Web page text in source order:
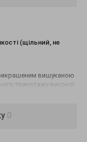
(щільний, не
вишуканою
трикотажу високої
фігуру, додаючи
блискучими
Штани класичного
силует. Ідеальний
0